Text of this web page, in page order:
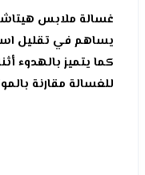
غسالة ملابس
يساهم في تقليل
كما يتميز بالهدوء
للغسالة مقارنة